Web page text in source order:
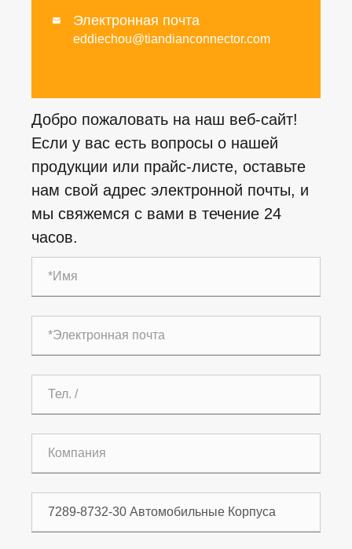
 Электронная почта
eddiechou@tiandianconnector.com
Добро пожаловать на наш веб-сайт!
Если у вас есть вопросы о нашей
продукции или прайс-листе, оставьте
нам свой адрес электронной почты, и
мы свяжемся с вами в течение 24
часов.